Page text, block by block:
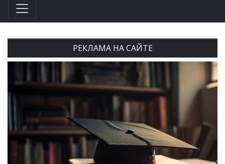
РЕКЛАМА НА САЙТЕ